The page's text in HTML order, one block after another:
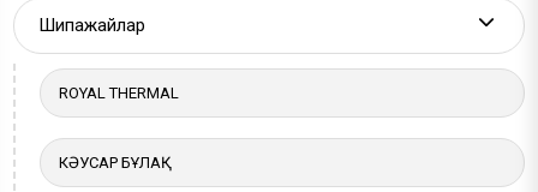
Шипажайлар More
ROYAL THERMAL
КӘУСАР БҰЛАҚ